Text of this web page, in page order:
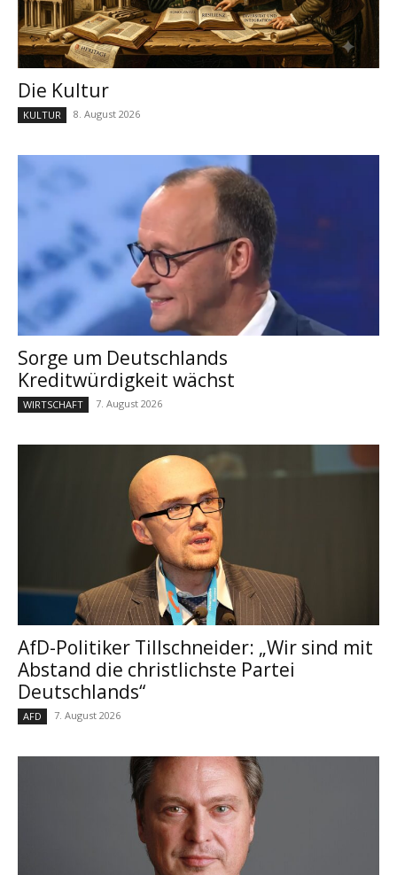
Die Kultur
KULTUR 8. August 2026
Sorge um Deutschlands
Kreditwürdigkeit wächst
WIRTSCHAFT 7. August 2026
AfD-Politiker Tillschneider: „Wir sind mit
Abstand die christlichste Partei
Deutschlands“
AFD 7. August 2026